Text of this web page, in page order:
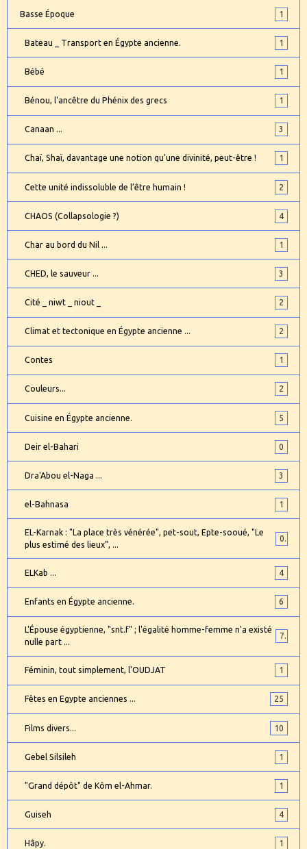
Basse Époque 1
Bateau _ Transport en Égypte ancienne. 1
Bébé 1
Bénou, l'ancêtre du Phénix des grecs 1
Canaan ... 3
Chaï, Shaï, davantage une notion qu'une divinité, peut-être ! 1
Cette unité indissoluble de l’être humain ! 2
CHAOS (Collapsologie ?) 4
Char au bord du Nil ... 1
CHED, le sauveur ... 3
Cité _ niwt _ niout _ 2
Climat et tectonique en Égypte ancienne ... 2
Contes 1
Couleurs... 2
Cuisine en Égypte ancienne. 5
Deir el-Bahari 0
Dra'Abou el-Naga ... 3
el-Bahnasa 1
EL-Karnak : "La place très vénérée", pet-sout, Epte-sooué, "Le
plus estimé des lieux", ...
0
ELKab ... 4
Enfants en Égypte ancienne. 6
L'Épouse égyptienne, "snt.f" ; l'égalité homme-femme n'a existé
nulle part ...
7
Féminin, tout simplement, l'OUDJAT 1
Fêtes en Egypte anciennes ... 25
Films divers... 10
Gebel Silsileh 1
"Grand dépôt" de Kôm el-Ahmar. 1
Guiseh 4
Hâpy. 1